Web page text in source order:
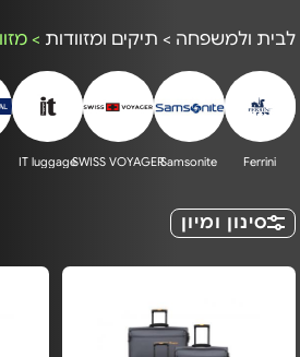
לבית ולמשפחה > תיקים ומזוודות >
Ferrini
Samsonite
SWISS VOYAGER
IT luggage
סינון ומיון